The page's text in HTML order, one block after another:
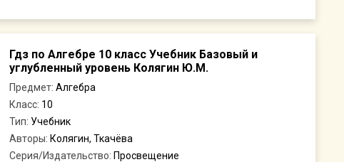
Гдз по Алгебре 10 класс Учебник Базовый и
углубленный уровень Колягин Ю.М.
Предмет: Алгебра
Класс: 10
Тип: Учебник
Авторы: Колягин, Ткачёва
Серия/Издательство: Просвещение